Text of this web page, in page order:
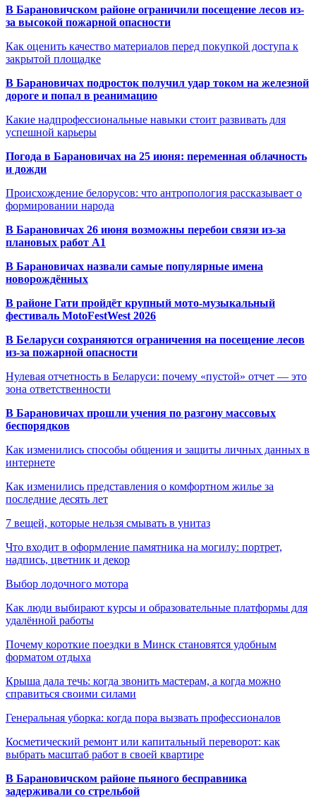
В Барановичском районе ограничили посещение лесов из-
за высокой пожарной опасности
Как оценить качество материалов перед покупкой доступа к
закрытой площадке
В Барановичах подросток получил удар током на железной
дороге и попал в реанимацию
Какие надпрофессиональные навыки стоит развивать для
успешной карьеры
Погода в Барановичах на 25 июня: переменная облачность
и дожди
Происхождение белорусов: что антропология рассказывает о
формировании народа
В Барановичах 26 июня возможны перебои связи из-за
плановых работ A1
В Барановичах назвали самые популярные имена
новорождённых
В районе Гати пройдёт крупный мото-музыкальный
фестиваль MotoFestWest 2026
В Беларуси сохраняются ограничения на посещение лесов
из-за пожарной опасности
Нулевая отчетность в Беларуси: почему «пустой» отчет — это
зона ответственности
В Барановичах прошли учения по разгону массовых
беспорядков
Как изменились способы общения и защиты личных данных в
интернете
Как изменились представления о комфортном жилье за
последние десять лет
7 вещей, которые нельзя смывать в унитаз
Что входит в оформление памятника на могилу: портрет,
надпись, цветник и декор
Выбор лодочного мотора
Как люди выбирают курсы и образовательные платформы для
удалённой работы
Почему короткие поездки в Минск становятся удобным
форматом отдыха
Крыша дала течь: когда звонить мастерам, а когда можно
справиться своими силами
Генеральная уборка: когда пора вызвать профессионалов
Косметический ремонт или капитальный переворот: как
выбрать масштаб работ в своей квартире
В Барановичском районе пьяного бесправника
задерживали со стрельбой